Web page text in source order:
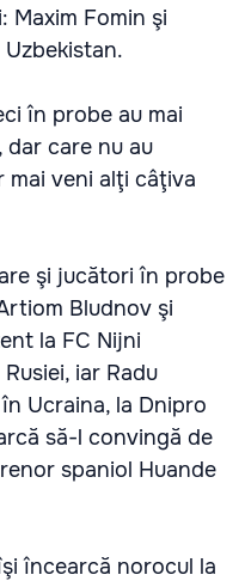
Maxim Fomin şi
în probe au mai
care nu au
mai veni alţi câţiva
şi jucători în probe
Bludnov şi
la FC Nijni
iar Radu
Ucraina, la Dnipro
să-l convingă de
spaniol Huande
încearcă norocul la